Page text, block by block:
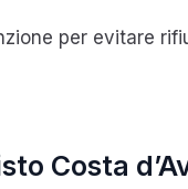
per evitare
Costa